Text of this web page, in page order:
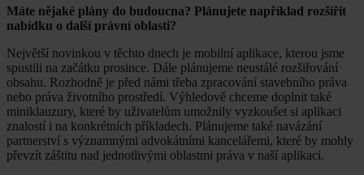
Máte nějaké plány do budoucna? Plánujete například rozšířit
nabídku o další právní oblasti?
Největší novinkou v těchto dnech je mobilní aplikace, kterou jsme
spustili na začátku prosince. Dále plánujeme neustálé rozšiřování
obsahu. Rozhodně je před námi třeba zpracování stavebního práva
nebo práva životního prostředí. Výhledově chceme doplnit také
miniklauzury, které by uživatelům umožnily vyzkoušet si aplikaci
znalostí i na konkrétních příkladech. Plánujeme také navázání
partnerství s významnými advokátními kancelářemi, které by mohly
převzít záštitu nad jednotlivými oblastmi práva v naší aplikaci.